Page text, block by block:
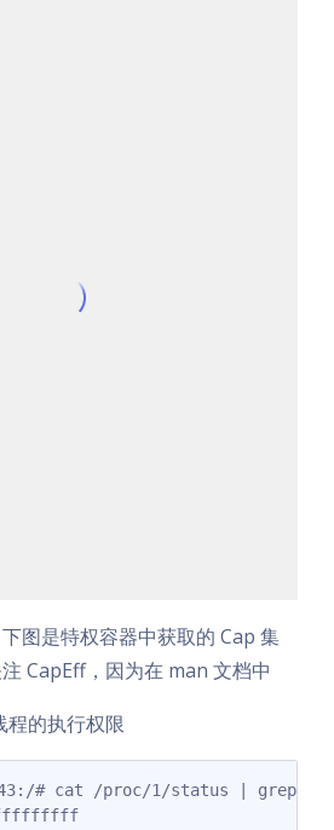
图是特权容器中获取的 Cap 集
CapEff，因为在 man 文档中
程的执行权限
# cat /proc/1/status | grep Cap